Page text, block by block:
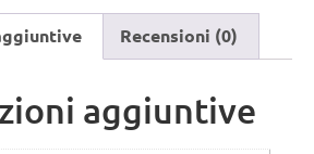
Recensioni (0)
aggiuntive